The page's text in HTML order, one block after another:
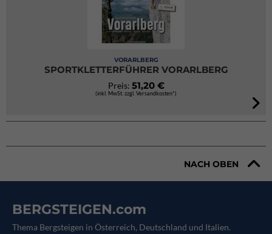
VORARLBERG
SPORTKLETTERFÜHRER VORARLBERG
Preis: 51,20 €
(inkl. MwSt. zzgl. Versandkosten*)
NACH OBEN
BERGSTEIGEN.com
Thema Bergsteigen in Österreich, Deutschland und Italien.